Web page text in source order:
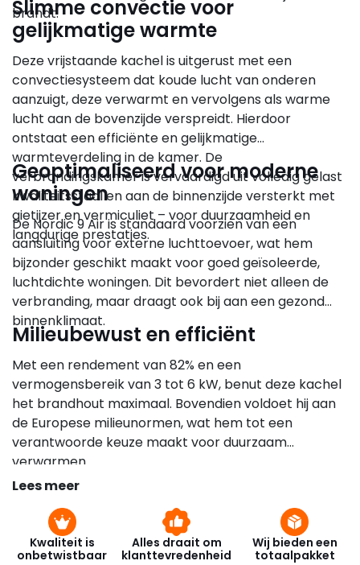
brandt.
Slimme convectie voor
gelijkmatige warmte
Deze vrijstaande kachel is uitgerust met een
convectiesysteem dat koude lucht van onderen
aanzuigt, deze verwarmt en vervolgens als warme
lucht aan de bovenzijde verspreidt. Hierdoor
ontstaat een efficiënte en gelijkmatige
warmteverdeling in de kamer. De
verbrandingskamer is vervaardigd uit volledig gelast
kwaliteitsstaal en aan de binnenzijde versterkt met
gietijzer en vermiculiet – voor duurzaamheid en
langdurige prestaties.
Geoptimaliseerd voor moderne
woningen
De Nordic 9 Air is standaard voorzien van een
aansluiting voor externe luchttoevoer, wat hem
bijzonder geschikt maakt voor goed geïsoleerde,
luchtdichte woningen. Dit bevordert niet alleen de
verbranding, maar draagt ook bij aan een gezond
binnenklimaat.
Milieubewust en efficiënt
Met een rendement van 82% en een
vermogensbereik van 3 tot 6 kW, benut deze kachel
het brandhout maximaal. Bovendien voldoet hij aan
de Europese milieunormen, wat hem tot een
verantwoorde keuze maakt voor duurzaam
verwarmen.
Lees meer
Kwaliteit is
onbetwistbaar
Alles draait om
klanttevredenheid
Wij bieden een
totaalpakket